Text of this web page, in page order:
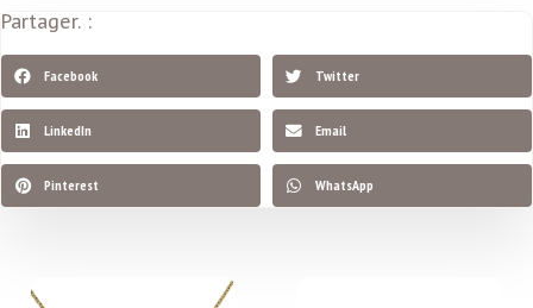
Partager. :
Facebook Twitter
LinkedIn Email
Pinterest WhatsApp